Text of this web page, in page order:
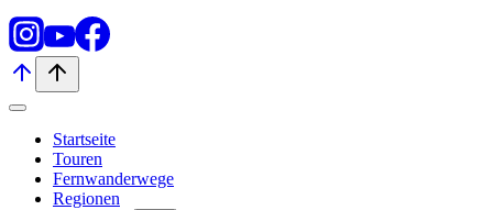
Startseite
Touren
Fernwanderwege
Regionen